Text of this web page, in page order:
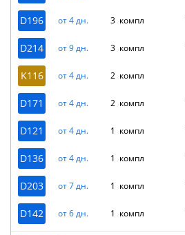
D196 от 4 дн. 3 компл
D214 от 9 дн. 3 компл
K116 от 4 дн. 2 компл
D171 от 4 дн. 2 компл
D121 от 4 дн. 1 компл
D136 от 4 дн. 1 компл
D203 от 7 дн. 1 компл
D142 от 6 дн. 1 компл